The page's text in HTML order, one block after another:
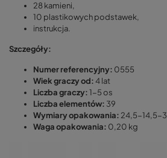
28 kamieni,
10 plastikowych podstawek,
instrukcja.
Szczegóły:
Numer referencyjny: 0555
Wiek graczy od:4 lat
Liczba graczy:1-5 os
Liczba elementów: 39
Wymiary opakowania: 24,5-14,5-3
Waga opakowania: 0,20 kg